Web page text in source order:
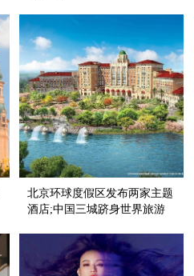
北京环球度假区发布两家主题
酒店;中国三城跻身​世界旅游